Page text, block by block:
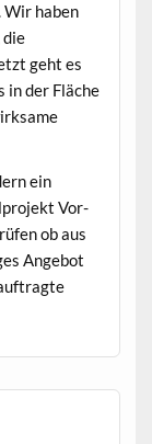
Wir haben
geht es
in der Fläche
ein
Vor­
ob aus
Ange­bot